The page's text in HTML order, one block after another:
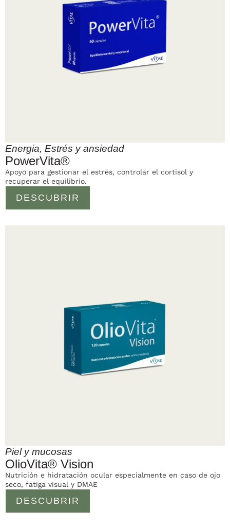
Energia, Estrés y ansiedad
PowerVita®
DESCUBRIR
Apoyo para gestionar el estrés, controlar el cortisol y
recuperar el equilibrio.
Piel y mucosas
OlioVita® Vision
DESCUBRIR
Nutrición e hidratación ocular especialmente en caso de ojo
seco, fatiga visual y DMAE